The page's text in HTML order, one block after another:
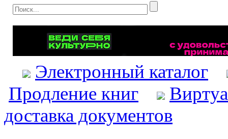
Электронный каталог
Продление книг
доставка документов